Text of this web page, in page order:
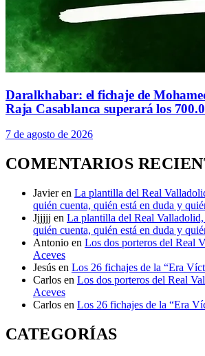
Daralkhabar: el fichaje de
Raja Casablanca superará los
7 de agosto de 2026
COMENTARIOS
Javier en La plantilla del Real
quién cuenta, quién está en duda y
Jjjjjj en La plantilla del Real
quién cuenta, quién está en duda y
Antonio en Los dos porteros del Real
Aceves
Jesús en Los 26 fichajes de la “Era
Carlos en Los dos porteros del Real
Aceves
Carlos en Los 26 fichajes de la “Era
CATEGORÍAS